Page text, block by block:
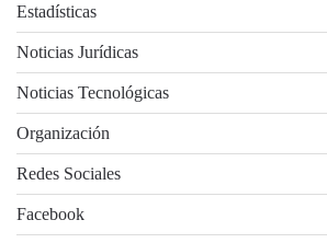
Estadísticas
Noticias Jurídicas
Noticias Tecnológicas
Organización
Redes Sociales
Facebook